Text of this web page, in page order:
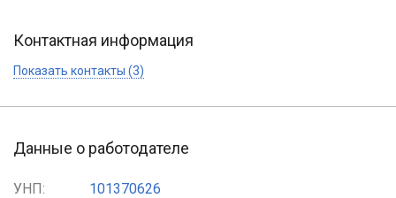
Контактная информация
Показать контакты (3)
Данные о работодателе
УНП: 101370626